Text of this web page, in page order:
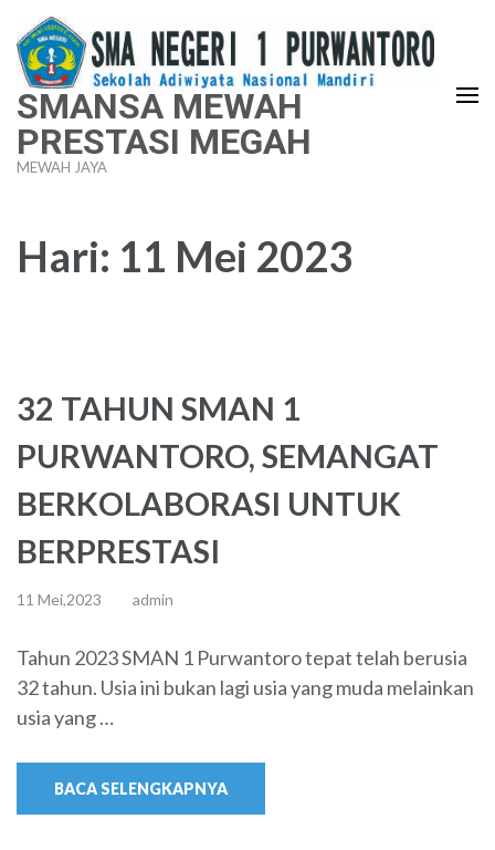
Lompat
ke
konten
(Tekan
Enter)
SMANSA MEWAH
PRESTASI MEGAH
MEWAH JAYA
Hari: 11 Mei 2023
32 TAHUN SMAN 1
PURWANTORO, SEMANGAT
BERKOLABORASI UNTUK
BERPRESTASI
11 Mei,2023 admin
Tahun 2023 SMAN 1 Purwantoro tepat telah berusia
32 tahun. Usia ini bukan lagi usia yang muda melainkan
usia yang …
BACA SELENGKAPNYA